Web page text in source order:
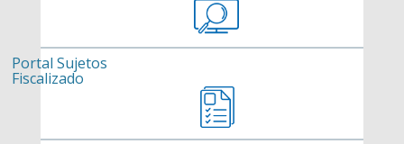
Portal Sujetos
Fiscalizado